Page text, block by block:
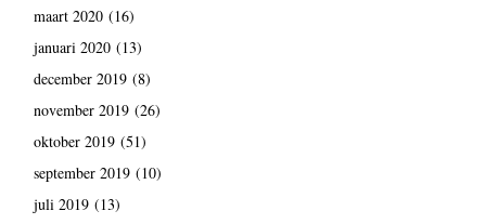
maart 2020(16)
januari 2020(13)
december 2019(8)
november 2019(26)
oktober 2019(51)
september 2019(10)
juli 2019(13)